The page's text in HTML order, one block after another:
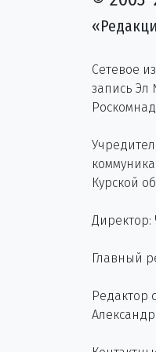
Сетевое
запись Эл
Курской
Директор:
Главный
Редактор